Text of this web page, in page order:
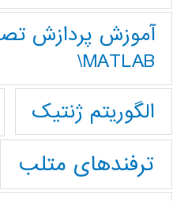
آموزش پردازش
MATLAB\
الگوریتم ژنتیک
ترفندهای متلب